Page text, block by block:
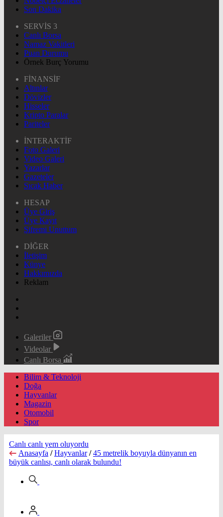
Son Dakika
SERVİS 3
Canlı Borsa
Namaz Vakitleri
Puan Durumu
Örnek Burç Yorumu
FİNANSİF
Altınlar
Dövizler
Hisseler
Kripto Paralar
Pariteler
İNTERAKTİF
Foto Galeri
Video Galeri
Yazarlar
Gazeteler
Sıcak Haber
HESAP
Üye Giriş
Üye Kayıt
Şifremi Unuttum
DİĞER
İletişim
Künye
Hakkımızda
Reklam
Galeriler
Videolar
Canlı Borsa
Bilim & Teknoloji
Doğa
Hayvanlar
Magazin
Otomobil
Spor
Canlı canlı yem oluyordu
Anasayfa / Hayvanlar / 45 metrelik boyuyla dünyanın en
büyük canlısı, canlı olarak bulundu!